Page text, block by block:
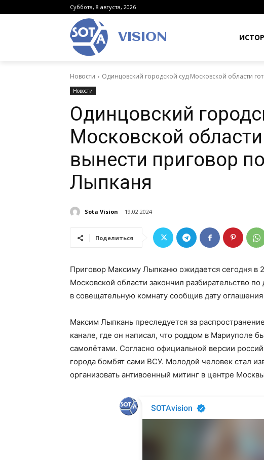
Суббота, 8 августа, 2026
VISION
Новости Одинцовский городской суд Московской области
Новости
Одинцовский
Московской области
вынести приговор
Лыпканя
Sota Vision 19.02.2024
Поделиться
Приговор Максиму Лыпканю ожидается сегодня в
Московской области закончил разбирательство
в совещательную комнату сообщив дату
Максим Лыпкань преследуется за
канале, где он написал, что роддом в Мариуполе
самолётами. Согласно официальной версии
города бомбят сами ВСУ. Молодой человек стал
организовать антивоенный митинг в центре